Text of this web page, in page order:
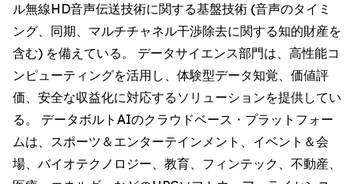
ル無線HD音声伝送技術に関する基盤技術 (音声のタイミ
ング、同期、マルチチャネル干渉除去に関する知的財産を
含む) を備えている。 データサイエンス部門は、高性能コ
ンピューティングを活用し、体験型データ知覚、価値評
価、安全な収益化に対応するソリューションを提供してい
る。 データボルトAIのクラウドベース・プラットフォー
ムは、スポーツ＆エンターテインメント、イベント＆会
場、バイオテクノロジー、教育、フィンテック、不動産、